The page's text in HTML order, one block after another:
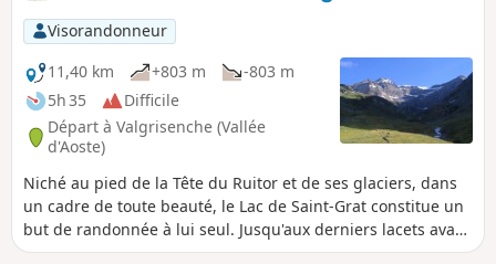
Visorandonneur
11,40 km
+803 m
-803 m
5h 35
Difficile
Départ à Valgrisenche (Vallée
d'Aoste)
Niché au pied de la Tête du Ruitor et de ses glaciers, dans
un cadre de toute beauté, le Lac de Saint-Grat constitue un
but de randonnée à lui seul. Jusqu'aux derniers lacets avant
le lac, la pente est modérée et le cheminement très